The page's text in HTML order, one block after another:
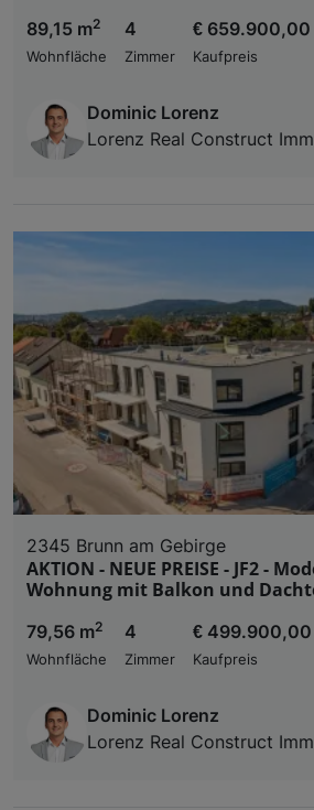
89,15 m2
Wohnfläche
4
Zimmer
€ 659.900,00
Kaufpreis
Dominic Lorenz
Lorenz Real Construct
2345 Brunn am Gebirge
AKTION - NEUE PREISE - JF2 -
Wohnung mit Balkon und
79,56 m2
Wohnfläche
4
Zimmer
€ 499.900,00
Kaufpreis
Dominic Lorenz
Lorenz Real Construct